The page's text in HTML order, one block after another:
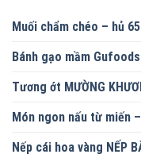
Muối chẩm chéo – hủ
Bánh gạo mầm Gufoods
Tương ớt MƯỜNG
Món ngon nấu từ miến
Nếp cái hoa vàng NẾP